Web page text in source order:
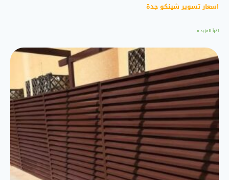
اسعار تسوير شينكو جدة
اقرأ المزيد »